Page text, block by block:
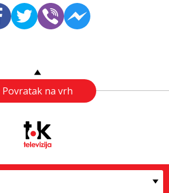
Povratak na vrh